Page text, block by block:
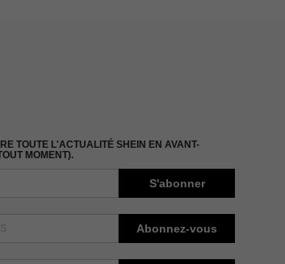
TOUTE L'ACTUALITÉ SHEIN EN AVANT-
MOMENT).
S'abonner
Abonnez-vous